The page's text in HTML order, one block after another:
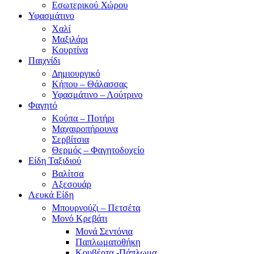
Εσωτερικού Χώρου
Υφασμάτινο
Χαλί
Μαξιλάρι
Κουρτίνα
Παιχνίδι
Δημιουργικό
Κήπου – Θάλασσας
Υφασμάτινο – Λούτρινο
Φαγητό
Κούπα – Ποτήρι
Μαχαιροπήρουνα
Σερβίτσια
Θερμός – Φαγητοδοχείο
Είδη Ταξιδιού
Βαλίτσα
Αξεσουάρ
Λευκά Είδη
Μπουρνούζι – Πετσέτα
Μονό Κρεβάτι
Μονά Σεντόνια
Παπλωματοθήκη